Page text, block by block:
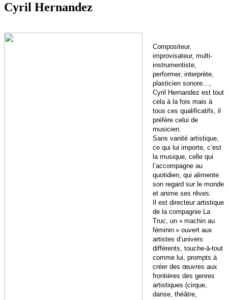
Cyril Hernandez
Compositeur,
improvisateur, multi-
instrumentiste,
performer, interprète,
plasticien sonore…,
Cyril Hernandez est tout
cela à la fois mais à
tous ces qualificatifs, il
préfère celui de
musicien.
Sans vanité artistique,
ce qui lui importe, c’est
la musique, celle qui
l’accompagne au
quotidien, qui alimente
son regard sur le monde
et anime ses rêves.
Il est directeur artistique
de la compagnie La
Truc, un « machin au
féminin » ouvert aux
artistes d’univers
différents, touche-à-tout
comme lui, prompts à
créer des œuvres aux
frontières des genres
artistiques (cirque,
danse, théâtre,